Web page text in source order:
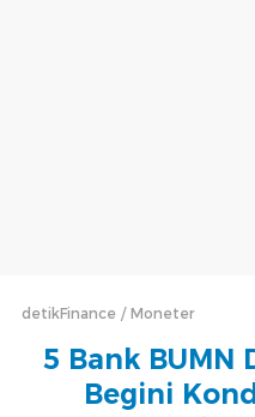
detikFinance Moneter
5 Bank BUMN
Begini